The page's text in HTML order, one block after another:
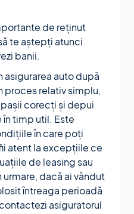
de reținut
te aștepți atunci
banii.
asigurarea auto după
proces relativ simplu,
corecți și depui
timp util. Este
în care poți
atent la excepțiile ce
de leasing sau
dacă ai vândut
întreaga perioadă
asiguratorul